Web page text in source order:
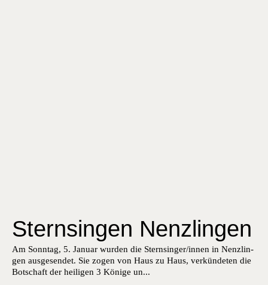
Sternsingen Nenzlingen
Am Son­ntag, 5. Jan­u­ar wur­den die Sternsinger/innen in Nen­zlin­
gen aus­ge­sendet. Sie zogen von Haus zu Haus, verkün­de­ten die
Botschaft der heili­gen 3 Könige un...